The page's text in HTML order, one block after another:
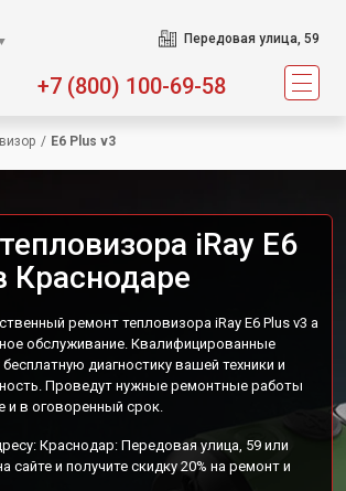
Передовая улица, 59
+7 (800) 100-69-58
/ E6 Plus v3
iRay E6
Краснодаре
ремонт тепловизора iRay E6 Plus v3 а
обслуживание. Квалифицированные
диагностику вашей техники и
Проведут нужные ремонтные работы
и в оговоренный срок.
Краснодар: Передовая улица, 59 или
сайте и получите скидку 20% на ремонт и